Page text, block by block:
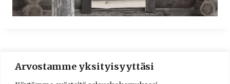
Arvostamme yksityisyyttäsi
© 2016-2025 Lassi A. Liikkanen